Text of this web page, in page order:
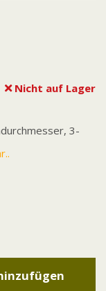
Nicht auf Lager
3-